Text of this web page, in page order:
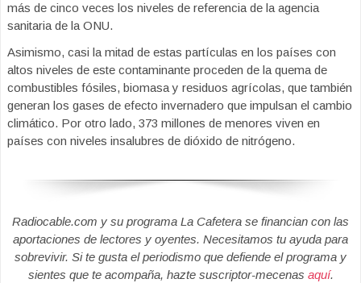
más de cinco veces los niveles de referencia de la agencia
sanitaria de la ONU.
Asimismo, casi la mitad de estas partículas en los países con
altos niveles de este contaminante proceden de la quema de
combustibles fósiles, biomasa y residuos agrícolas, que también
generan los gases de efecto invernadero que impulsan el cambio
climático. Por otro lado, 373 millones de menores viven en
países con niveles insalubres de dióxido de nitrógeno.
Radiocable.com y su programa La Cafetera se financian con las
aportaciones de lectores y oyentes. Necesitamos tu ayuda para
sobrevivir. Si te gusta el periodismo que defiende el programa y
sientes que te acompaña, hazte suscriptor-mecenas aquí.